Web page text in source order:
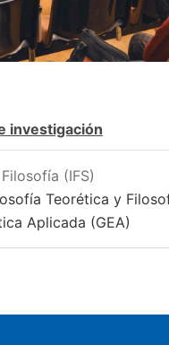
investigación
(IFS)
Teorética y
Aplicada (GEA)